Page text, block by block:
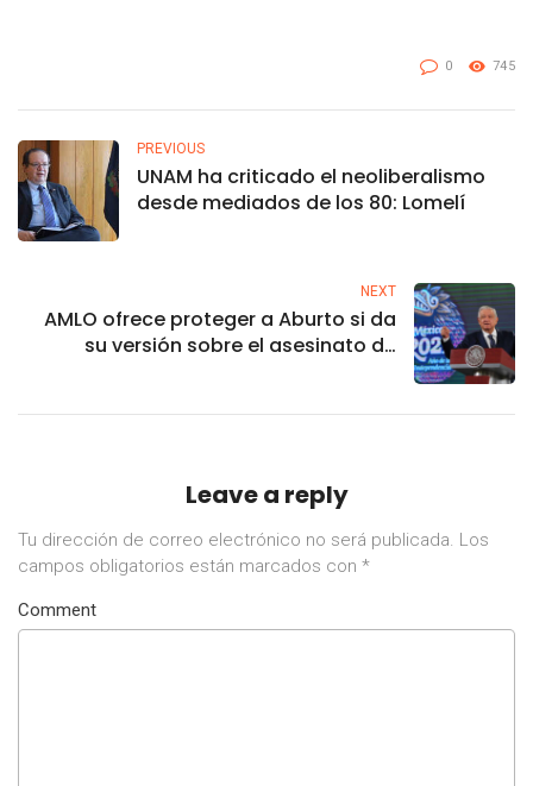
0 745
PREVIOUS
UNAM ha criticado el neoliberalismo
desde mediados de los 80: Lomelí
NEXT
AMLO ofrece proteger a Aburto si da
su versión sobre el asesinato de
Leave a reply
Tu dirección de correo electrónico no será publicada. Los
campos obligatorios están marcados con *
Comment